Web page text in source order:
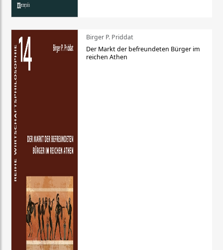
Birger P. Priddat
Der Markt der befreundeten Bürger im
reichen Athen